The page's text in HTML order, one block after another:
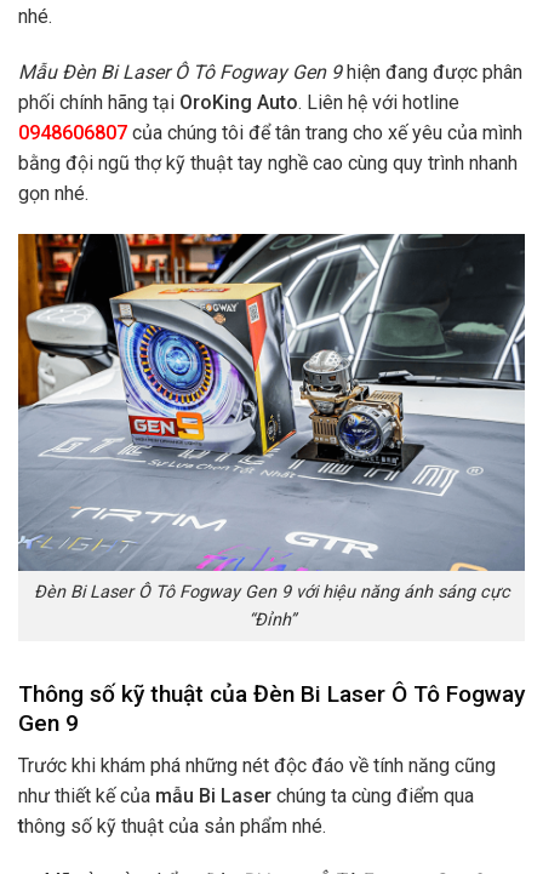
nhé.
Mẫu Đèn Bi Laser Ô Tô Fogway Gen 9hiện đang được phân
phối chính hãng tại OroKing Auto. Liên hệ với hotline
0948606807 của chúng tôi để tân trang cho xế yêu của mình
bằng đội ngũ thợ kỹ thuật tay nghề cao cùng quy trình nhanh
gọn nhé.
Đèn Bi Laser Ô Tô Fogway Gen 9 với hiệu năng ánh sáng cực
“Đỉnh”
Thông số kỹ thuật của Đèn Bi Laser Ô Tô Fogway
Gen 9
Trước khi khám phá những nét độc đáo về tính năng cũng
như thiết kế của mẫu Bi Laser chúng ta cùng điểm qua
thông số kỹ thuật của sản phẩm nhé.